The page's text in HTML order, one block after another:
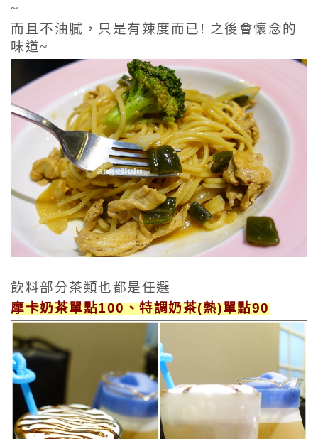
~
而且不油膩，只是有辣度而已! 之後會懷念的
味道~
飲料部分茶類也都是任選
摩卡奶茶單點100、特調奶茶(熱)單點90